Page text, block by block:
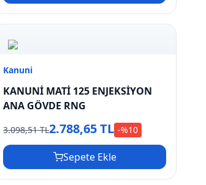
Kanuni
KANUNİ MATİ 125 ENJEKSİYON
ANA GÖVDE RNG
3.098,51 TL2.788,65 TL -%10
Sepete Ekle